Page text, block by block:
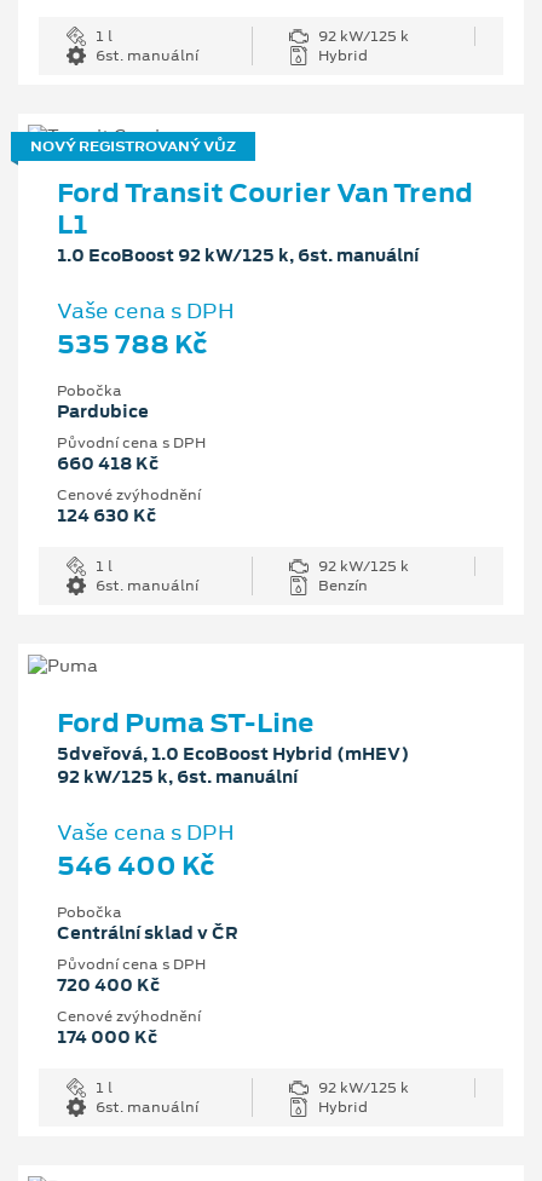
1 l
92 kW/125 k
6st. manuální
Hybrid
NOVÝ REGISTROVANÝ VŮZ
Ford Transit Courier Van Trend
L1
1.0 EcoBoost 92 kW/125 k, 6st. manuální
Vaše cena s DPH
535 788 Kč
Pobočka
Pardubice
Původní cena s DPH
660 418 Kč
Cenové zvýhodnění
124 630 Kč
1 l
92 kW/125 k
6st. manuální
Benzín
Ford Puma ST-Line
5dveřová, 1.0 EcoBoost Hybrid (mHEV)
92 kW/125 k, 6st. manuální
Vaše cena s DPH
546 400 Kč
Pobočka
Centrální sklad v ČR
Původní cena s DPH
720 400 Kč
Cenové zvýhodnění
174 000 Kč
1 l
92 kW/125 k
6st. manuální
Hybrid